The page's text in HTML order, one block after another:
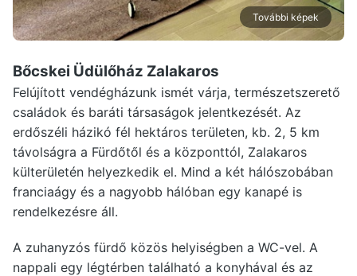
További képek
Bőcskei Üdülőház Zalakaros
Felújított vendégházunk ismét várja, természetszerető
családok és baráti társaságok jelentkezését. Az
erdőszéli házikó fél hektáros területen, kb. 2, 5 km
távolságra a Fürdőtől és a központtól, Zalakaros
külterületén helyezkedik el. Mind a két hálószobában
franciaágy és a nagyobb hálóban egy kanapé is
rendelkezésre áll.
A zuhanyzós fürdő közös helyiségben a WC-vel. A
nappali egy légtérben található a konyhával és az